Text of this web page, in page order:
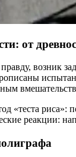
от
возник
«теста риса»:
реакции: